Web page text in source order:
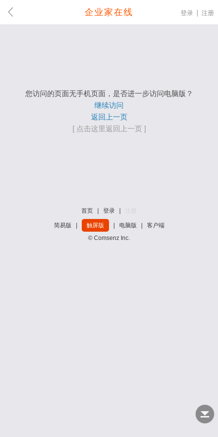
企业家在线 登录 注册
您访问的页面无手机页面，是否进一步访问电脑版？
继续访问
返回上一页
[ 点击这里返回上一页 ]
首页 登录
简易版 触屏版 电脑版
客户端
© Comsenz Inc.